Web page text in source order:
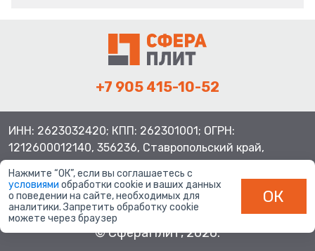
+7 905 415-10-52
ИНН: 2623032420; КПП: 262301001; ОГРН:
1212600012140, 356236, Ставропольский край,
Шпаковский район, с.Верхнерусское, ул.Батайская 3
© СфераПлит, 2026.
Нажмите “ОК”, если вы соглашаетесь с
условиями обработки cookie и ваших данных
о поведении на сайте, необходимых для
аналитики. Запретить обработку cookie
можете через браузер
ОК